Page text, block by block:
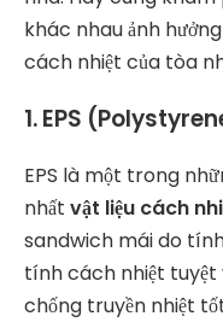
khác nhau ảnh
cách nhiệt của tòa
1. EPS
EPS là một trong
nhất vật liệu cách
sandwich mái do
tính cách nhiệt tuyệt
chống truyền nhiệt